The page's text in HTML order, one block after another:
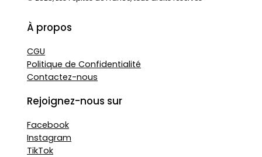
À propos
CGU
Politique de Confidentialité
Contactez-nous
Rejoignez-nous sur
Facebook
Instagram
TikTok